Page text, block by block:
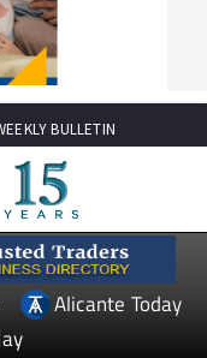
BULLETIN
Alicante Today